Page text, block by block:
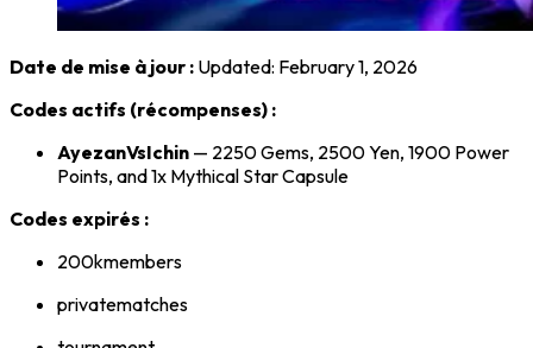
Date de mise à jour : Updated: February 1, 2026
Codes actifs (récompenses) :
AyezanVsIchin — 2250 Gems, 2500 Yen, 1900 Power
Points, and 1x Mythical Star Capsule
Codes expirés :
200kmembers
privatematches